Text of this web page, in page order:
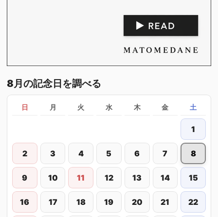
8月の記念日を調べる
日 月 火 水 木 金 土
1
2 3 4 5 6 7 8
9 10 11 12 13 14 15
16 17 18 19 20 21 22